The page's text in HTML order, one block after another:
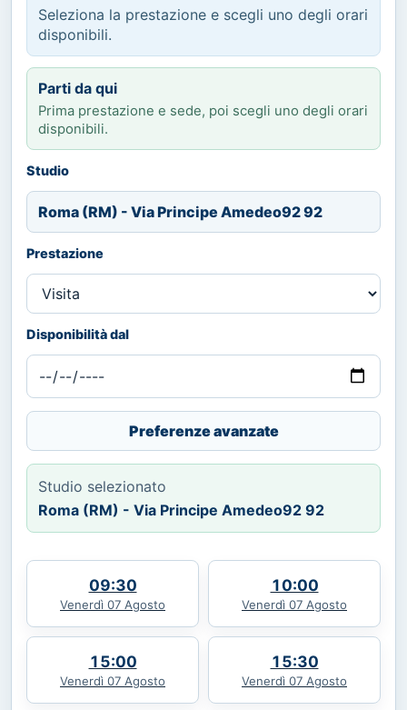
Seleziona la prestazione e scegli uno degli orari
disponibili.
Parti da qui
Prima prestazione e sede, poi scegli uno degli orari
disponibili.
Studio
Roma (RM) - Via Principe Amedeo92 92
Prestazione
Disponibilità dal
Preferenze avanzate
Studio selezionato
Roma (RM) - Via Principe Amedeo92 92
09:30
Venerdì 07 Agosto
10:00
Venerdì 07 Agosto
15:00
Venerdì 07 Agosto
15:30
Venerdì 07 Agosto